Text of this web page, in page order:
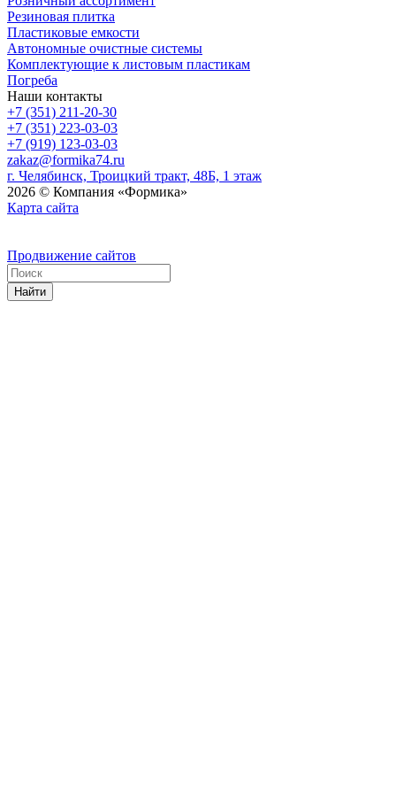
Резиновая плитка
Пластиковые емкости
Автономные очистные системы
Комплектующие к листовым пластикам
Погреба
Наши контакты
+7 (351) 211-20-30
+7 (351) 223-03-03
+7 (919) 123-03-03
zakaz@formika74.ru
г. Челябинск, Троицкий тракт, 48Б, 1 этаж
2026 © Компания «Формика»
Карта сайта
Продвижение сайтов
Найти